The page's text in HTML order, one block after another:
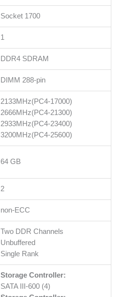
Socket 1700
1
DDR4 SDRAM
DIMM 288-pin
2133MHz(PC4-17000)
2666MHz(PC4-21300)
2933MHz(PC4-23400)
3200MHz(PC4-25600)
64 GB
2
non-ECC
Two DDR Channels
Unbuffered
Single Rank
Storage Controller:
SATA III-600 (4)